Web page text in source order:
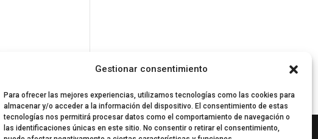
Gestionar consentimiento
Para ofrecer las mejores experiencias, utilizamos tecnologías como las cookies para
almacenar y/o acceder a la información del dispositivo. El consentimiento de estas
tecnologías nos permitirá procesar datos como el comportamiento de navegación o
las identificaciones únicas en este sitio. No consentir o retirar el consentimiento,